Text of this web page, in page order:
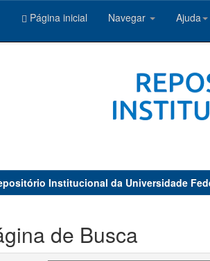
Página inicial Navegar Ajuda
Institucional da Universidade
de Busca